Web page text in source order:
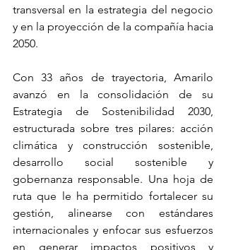
transversal en la estrategia del negocio
y en la proyección de la compañía hacia
2050.
Con 33 años de trayectoria, Amarilo
avanzó en la consolidación de su
Estrategia de Sostenibilidad 2030,
estructurada sobre tres pilares: acción
climática y construcción sostenible,
desarrollo social sostenible y
gobernanza responsable. Una hoja de
ruta que le ha permitido fortalecer su
gestión, alinearse con estándares
internacionales y enfocar sus esfuerzos
en generar impactos positivos y